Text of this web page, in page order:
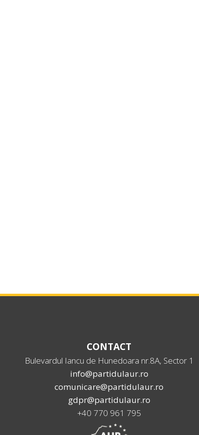
CONTACT
Bulevardul Iancu de Hunedoara nr.8A, Sector 1
info@partidulaur.ro
comunicare@partidulaur.ro
gdpr@partidulaur.ro
+40 770 961 795